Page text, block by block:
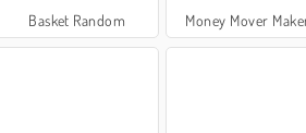
Basket Random Money Mover